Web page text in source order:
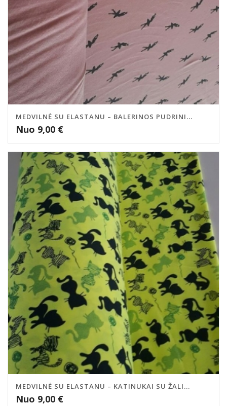
MEDVILNĖ SU ELASTANU – BALERINOS PUDRINI...
Nuo 9,00 €
MEDVILNĖ SU ELASTANU – KATINUKAI SU ŽALI...
Nuo 9,00 €